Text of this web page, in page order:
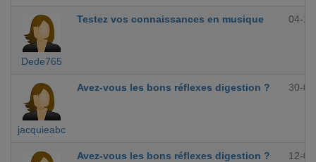
Dede765
Testez vos connaissances en musique 04-
jacquieabc
Avez-vous les bons réflexes digestion ? 30-
Avez-vous les bons réflexes digestion ? 12-